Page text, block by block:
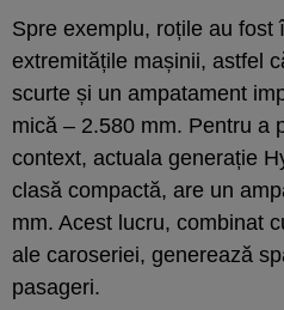
Spre exemplu, roțile au fost
extremitățile mașinii, astfel
scurte și un ampatament
mică – 2.580 mm. Pentru a
context, actuala generație
clasă compactă, are un
mm. Acest lucru, combinat
ale caroseriei, generează
pasageri.